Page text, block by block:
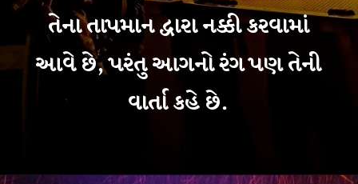
તેના તાપમાન દ્વારા નક્કી કરવામાં
આવે છે, પરંતુ આગનો રંગ પણ તેની
વાર્તા કહે છે.